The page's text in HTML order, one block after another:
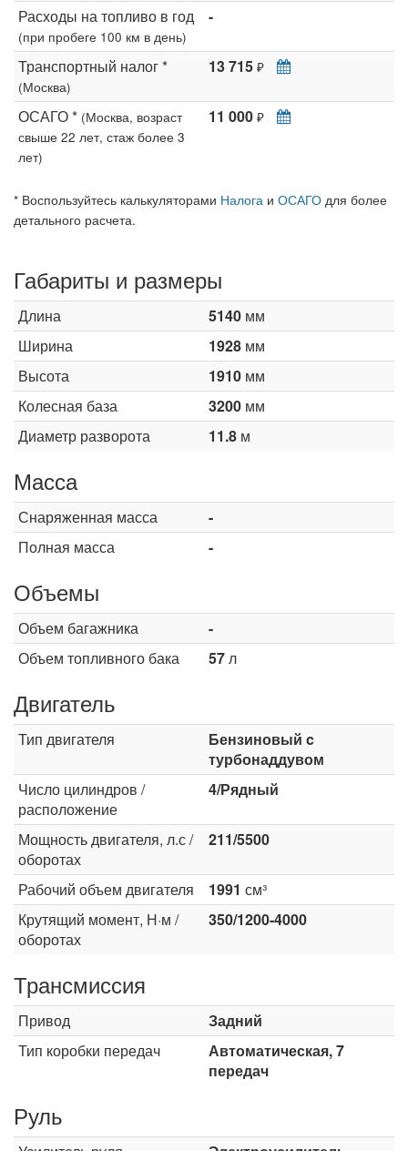
Расходы на топливо в год
(при пробеге 100 км в день)
-
Транспортный налог *
(Москва)
13 715 ₽
ОСАГО * (Москва, возраст
свыше 22 лет, стаж более 3
лет)
11 000 ₽
* Воспользуйтесь калькуляторами Налога и ОСАГО для более
детального расчета.
Габариты и размеры
Длина 5140 мм
Ширина
1928 мм
Высота
1910 мм
Колесная база
3200 мм
Диаметр разворота
11.8 м
Масса
Снаряженная масса
-
Полная масса
-
Объемы
Объем багажника
-
Объем топливного бака
57л
Двигатель
Тип двигателя
Бензиновый c
турбонаддувом
Число цилиндров /
расположение
4/Рядный
Мощность двигателя, л.с /
оборотах
211/5500
Рабочий объем двигателя 1991 см³
Крутящий момент, Н·м /
оборотах
350/1200-4000
Трансмиссия
Привод
Задний
Тип коробки передач
Автоматическая, 7
передач
Руль